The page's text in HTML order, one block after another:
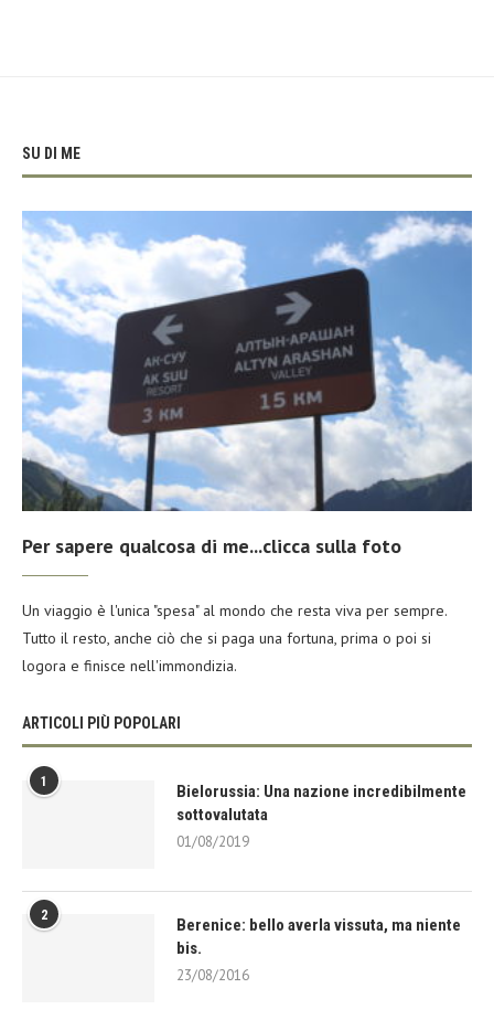
SU DI ME
Per sapere qualcosa di me...clicca sulla foto
Un viaggio è l'unica "spesa" al mondo che resta viva per sempre.
Tutto il resto, anche ciò che si paga una fortuna, prima o poi si
logora e finisce nell'immondizia.
ARTICOLI PIÙ POPOLARI
1
Bielorussia: Una nazione incredibilmente
sottovalutata
01/08/2019
2
Berenice: bello averla vissuta, ma niente
bis.
23/08/2016